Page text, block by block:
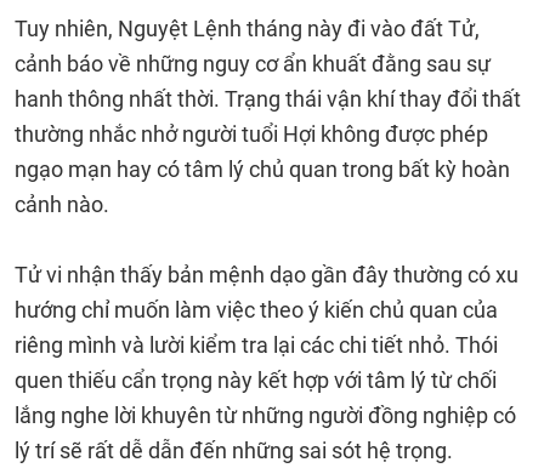
Tuy nhiên, Nguyệt Lệnh tháng này đi vào đất Tử,
cảnh báo về những nguy cơ ẩn khuất đằng sau sự
hanh thông nhất thời. Trạng thái vận khí thay đổi thất
thường nhắc nhở người tuổi Hợi không được phép
ngạo mạn hay có tâm lý chủ quan trong bất kỳ hoàn
cảnh nào.
Tử vi nhận thấy bản mệnh dạo gần đây thường có xu
hướng chỉ muốn làm việc theo ý kiến chủ quan của
riêng mình và lười kiểm tra lại các chi tiết nhỏ. Thói
quen thiếu cẩn trọng này kết hợp với tâm lý từ chối
lắng nghe lời khuyên từ những người đồng nghiệp có
lý trí sẽ rất dễ dẫn đến những sai sót hệ trọng.